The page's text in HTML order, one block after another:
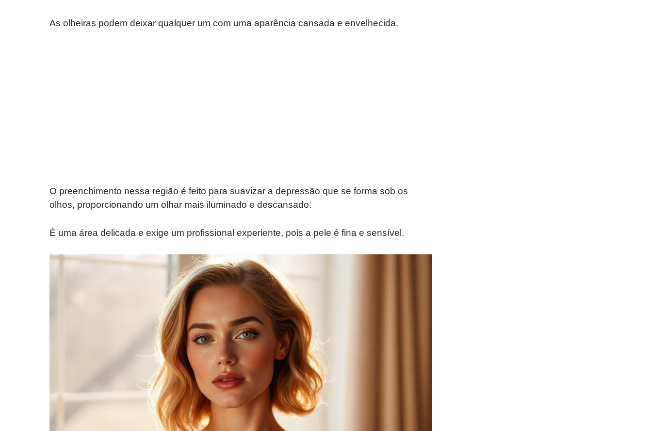
As olheiras podem deixar qualquer um com uma aparência cansada e envelhecida.
O preenchimento nessa região é feito para suavizar a depressão que se forma sob os
olhos, proporcionando um olhar mais iluminado e descansado.
É uma área delicada e exige um profissional experiente, pois a pele é fina e sensível.